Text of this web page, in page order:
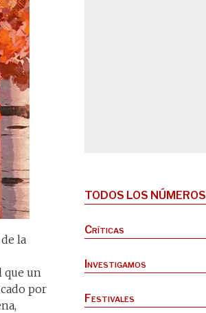
la
que un
por
TODOS LOS NÚMEROS
Críticas
Investigamos
Festivales